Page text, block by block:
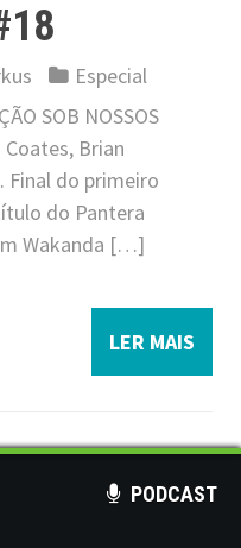
Especial
SOB NOSSOS
Coates, Brian
Final do primeiro
do Pantera
Wakanda […]
LER MAIS
PODCAST